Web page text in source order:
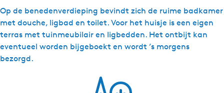
Op de benedenverdieping bevindt zich de ruime badkamer
met douche, ligbad en toilet. Voor het huisje is een eigen
terras met tuinmeubilair en ligbedden. Het ontbijt kan
eventueel worden bijgeboekt en wordt ’s morgens
bezorgd.
h
u
i
s